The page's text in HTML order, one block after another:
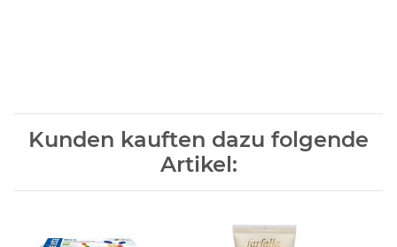
Kunden kauften dazu folgende
Artikel: